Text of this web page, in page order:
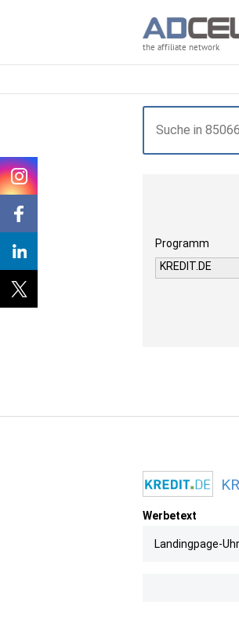
the affiliate network
Programm
KREDIT.DE
Werbetext
Landingpage-